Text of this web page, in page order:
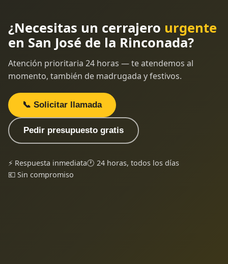
¿Necesitas un cerrajero urgente
en San José de la Rinconada?
Atención prioritaria 24 horas — te atendemos al
momento, también de madrugada y festivos.
📞 Solicitar llamada
Pedir presupuesto gratis
⚡ Respuesta inmediata🕐 24 horas, todos los días
💶 Sin compromiso